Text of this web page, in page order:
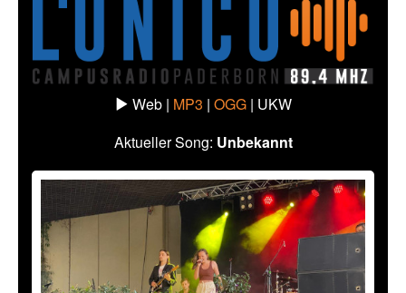
Web | MP3 | OGG | UKW
Aktueller Song: Unbekannt